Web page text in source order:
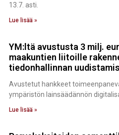
13.7. asti.
Lue lisää »
YM:ltä avustusta 3 milj.
maakuntien liitoille
tiedonhallinnan
Avustetut hankkeet
ympäristön lainsäädännön
Lue lisää »